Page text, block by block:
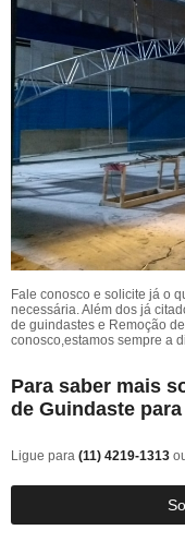
Fale conosco e solicite já o
necessária. Além dos já
de guindastes e Remoção
conosco,estamos sempre a
Para saber mais
de Guindaste
Ligue para (11) 4219-1313